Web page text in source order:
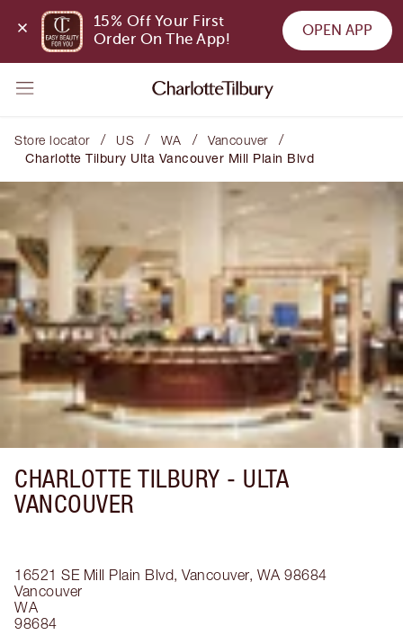
15% Off Your First
Order On The App!
OPEN APP
Store locator / US / WA / Vancouver /
Charlotte Tilbury Ulta Vancouver Mill Plain Blvd
CHARLOTTE TILBURY - ULTA
VANCOUVER
16521 SE Mill Plain Blvd, Vancouver, WA 98684
Vancouver
WA
98684